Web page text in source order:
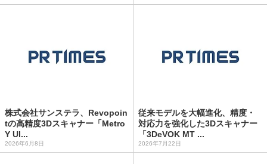
株式会社サンステラ、Revopoin
tの高精度3Dスキャナー「Metro
Y Ul...
2026年6月8日
従来モデルを大幅進化、精度・
対応力を強化した3Dスキャナー
「3DeVOK MT ...
2026年7月22日